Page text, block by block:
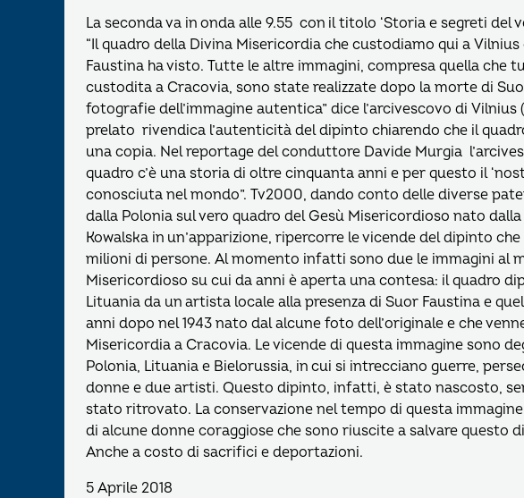
La seconda va in onda alle 9.55 con il titolo ‘Storia e segreti del
“Il quadro della Divina Misericordia che custodiamo qui a Vilnius
Faustina ha visto. Tutte le altre immagini, compresa quella che
custodita a Cracovia, sono state realizzate dopo la morte di
fotografie dell’immagine autentica” dice l’arcivescovo di
prelato rivendica l’autenticità del dipinto chiarendo che il
una copia. Nel reportage del conduttore Davide Murgia
quadro c’è una storia di oltre cinquanta anni e per questo il
conosciuta nel mondo”. Tv2000, dando conto delle diverse
dalla Polonia sul vero quadro del Gesù Misericordioso nato
Kowalska in un’apparizione, ripercorre le vicende del dipinto
milioni di persone. Al momento infatti sono due le immagini al
Misericordioso su cui da anni è aperta una contesa: il quadro
Lituania da un artista locale alla presenza di Suor Faustina e
anni dopo nel 1943 nato dal alcune foto dell’originale e che
Misericordia a Cracovia. Le vicende di questa immagine sono
Polonia, Lituania e Bielorussia, in cui si intrecciano guerre,
donne e due artisti. Questo dipinto, infatti, è stato nascosto,
stato ritrovato. La conservazione nel tempo di questa
di alcune donne coraggiose che sono riuscite a salvare questo
Anche a costo di sacrifici e deportazioni.
5 Aprile 2018